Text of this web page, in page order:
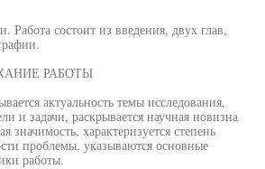
Работа состоит из введения, двух глав,
РАБОТЫ
актуальность темы исследования,
и задачи, раскрывается научная новизна
значимость, характеризуется степень
проблемы, указываются основные
работы.